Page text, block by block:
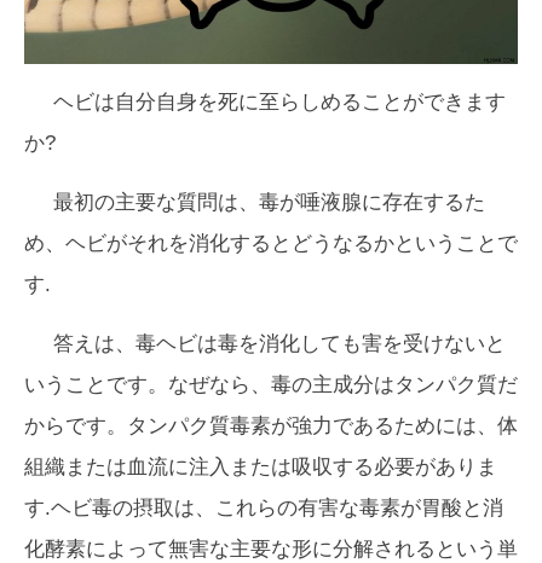
ヘビは自分自身を死に至らしめることができます
か?
最初の主要な質問は、毒が唾液腺に存在するた
め、ヘビがそれを消化するとどうなるかということで
す.
答えは、毒ヘビは毒を消化しても害を受けないと
いうことです。なぜなら、毒の主成分はタンパク質だ
からです。タンパク質毒素が強力であるためには、体
組織または血流に注入または吸収する必要がありま
す.ヘビ毒の摂取は、これらの有害な毒素が胃酸と消
化酵素によって無害な主要な形に分解されるという単